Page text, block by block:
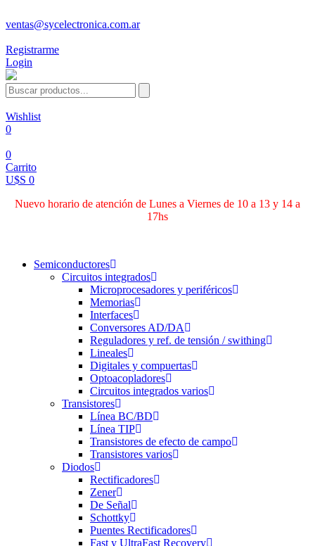
ventas@sycelectronica.com.ar
Registrarme
Login
Wishlist
0
0
Carrito
U$S 0
Nuevo horario de atención de Lunes a Viernes de 10 a 13 y 14 a
17hs
Semiconductores
Circuitos integrados
Microprocesadores y periféricos
Memorias
Interfaces
Conversores AD/DA
Reguladores y ref. de tensión / swithing
Lineales
Digitales y compuertas
Optoacopladores
Circuitos integrados varios
Transistores
Línea BC/BD
Línea TIP
Transistores de efecto de campo
Transistores varios
Diodos
Rectificadores
Zener
De Señal
Schottky
Puentes Rectificadores
Fast y UltraFast Recovery